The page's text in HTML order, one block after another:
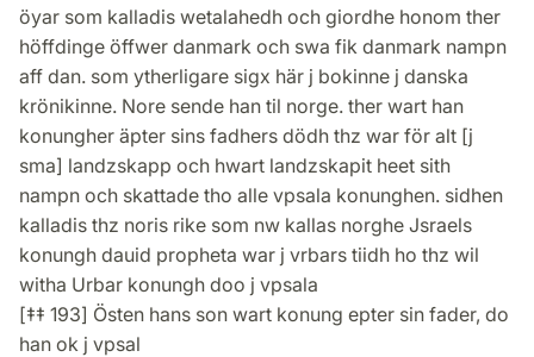
öyar som kalladis wetalahedh och giordhe honom ther
höffdinge öffwer danmark och swa fik danmark nampn
aff dan. som ytherligare sigx här j bokinne j danska
krönikinne. Nore sende han til norge. ther wart han
konungher äpter sins fadhers dödh thz war för alt [j
sma] landzskapp och hwart landzskapit heet sith
nampn och skattade tho alle vpsala konunghen. sidhen
kalladis thz noris rike som nw kallas norghe Jsraels
konungh dauid propheta war j vrbars tiidh ho thz wil
witha Urbar konungh doo j vpsala
[‡‡ 193] Östen hans son wart konung epter sin fader, do
han ok j vpsal